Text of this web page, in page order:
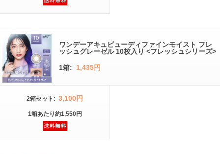
ワンデーアキュビューディファインモイスト フレ
ッシュグレーゼル 10枚入り <フレッシュシリーズ>
1箱: 1,435円
2箱セット : 3,100円
1箱あたり約1,550円